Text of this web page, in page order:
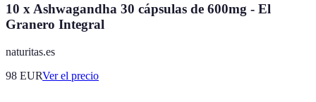
10 x Ashwagandha 30 cápsulas de 600mg - El
Granero Integral
naturitas.es
98 EURVer el precio